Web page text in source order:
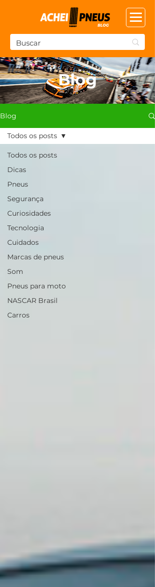
Blog
Blog
Todos os posts
Dicas
Pneus
Segurança
Curiosidades
Tecnologia
Cuidados
Marcas de pneus
Som
Pneus para moto
NASCAR Brasil
Carros
Todos os posts